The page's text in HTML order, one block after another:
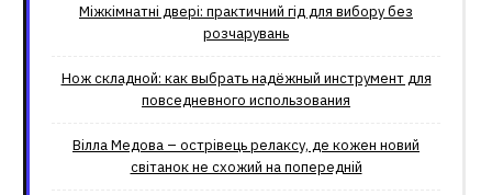
Міжкімнатні двері: практичний гід для вибору без
розчарувань
Нож складной: как выбрать надёжный инструмент для
повседневного использования
Вілла Медова – острівець релаксу, де кожен новий
світанок не схожий на попередній